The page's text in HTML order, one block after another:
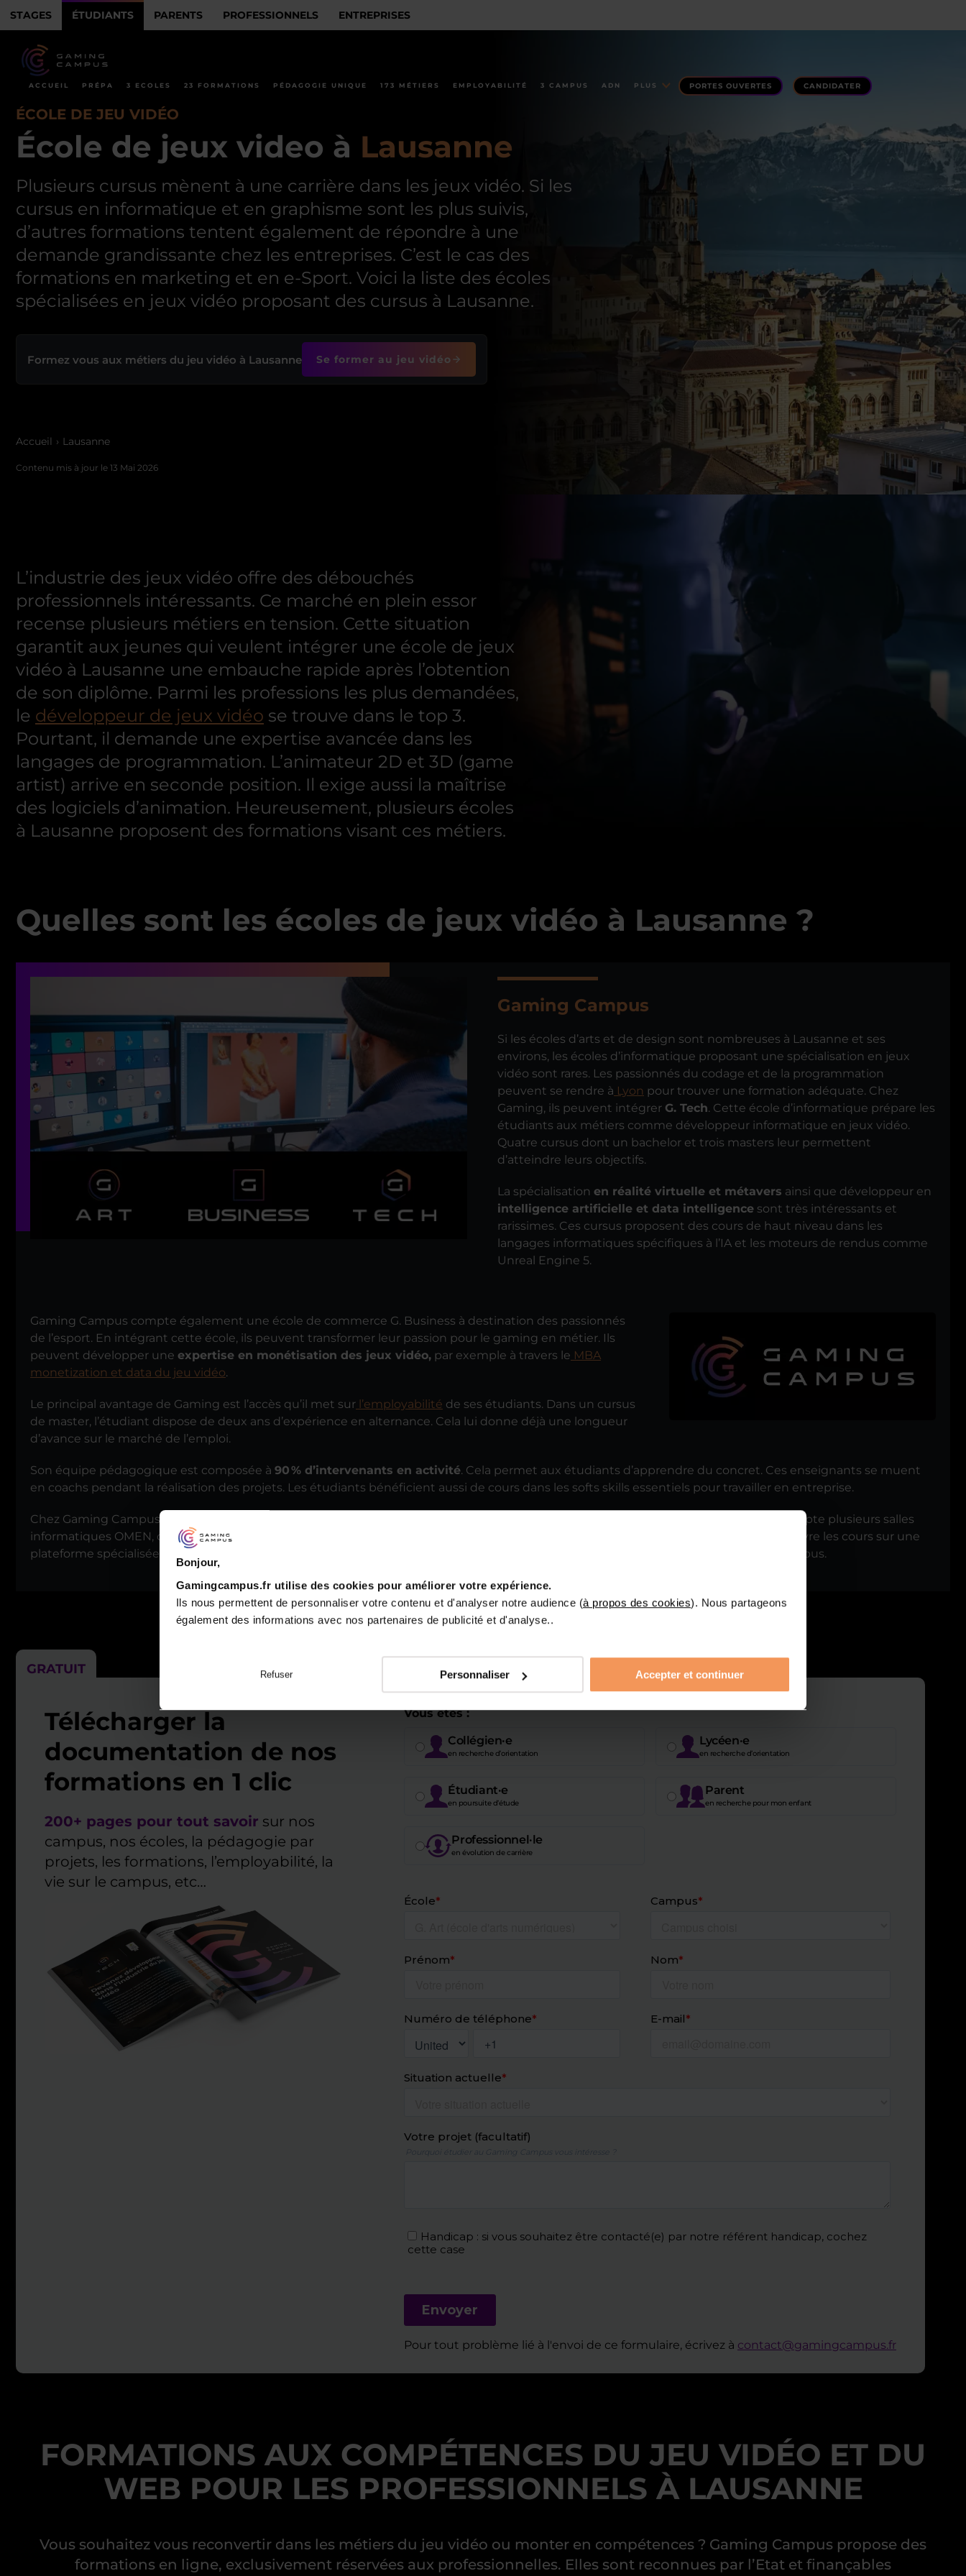
Bonjour,
Gamingcampus.fr utilise des cookies pour améliorer votre expérience.
Ils nous permettent de personnaliser votre contenu et d'analyser notre audience (à propos des cookies). Nous partageons
également des informations avec nos partenaires de publicité et d'analyse..
Refuser Personnaliser Accepter et continuer
STAGES ÉTUDIANTS PARENTS PROFESSIONNELS ENTREPRISES
ACCUEIL PRÉPA 3 ECOLES 23 FORMATIONS PÉDAGOGIE UNIQUE 173 MÉTIERS EMPLOYABILITÉ 3 CAMPUS ADN PLUS PORTES OUVERTES CANDIDATER
ÉCOLE DE JEU VIDÉO
École de jeux video à Lausanne
Plusieurs cursus mènent à une carrière dans les jeux vidéo. Si les
cursus en informatique et en graphisme sont les plus suivis,
d’autres formations tentent également de répondre à une
demande grandissante chez les entreprises. C’est le cas des
formations en marketing et en e-Sport. Voici la liste des écoles
spécialisées en jeux vidéo proposant des cursus à Lausanne.
Formez vous aux métiers du jeu vidéo à Lausanne Se former au jeu vidéo
Accueil Lausanne
Contenu mis à jour le 13 Mai 2026
L’industrie des jeux vidéo offre des débouchés
professionnels intéressants. Ce marché en plein essor
recense plusieurs métiers en tension. Cette situation
garantit aux jeunes qui veulent intégrer une école de jeux
vidéo à Lausanne une embauche rapide après l’obtention
de son diplôme. Parmi les professions les plus demandées,
le développeur de jeux vidéo se trouve dans le top 3.
Pourtant, il demande une expertise avancée dans les
langages de programmation. L’animateur 2D et 3D (game
artist) arrive en seconde position. Il exige aussi la maîtrise
des logiciels d’animation. Heureusement, plusieurs écoles
à Lausanne proposent des formations visant ces métiers.
Quelles sont les écoles de jeux vidéo à Lausanne ?
Gaming Campus
Si les écoles d’arts et de design sont nombreuses à Lausanne et ses
environs, les écoles d’informatique proposant une spécialisation en jeux
vidéo sont rares. Les passionnés du codage et de la programmation
peuvent se rendre à Lyon pour trouver une formation adéquate. Chez
Gaming, ils peuvent intégrer G. Tech. Cette école d’informatique prépare les
étudiants aux métiers comme développeur informatique en jeux vidéo.
Quatre cursus dont un bachelor et trois masters leur permettent
d’atteindre leurs objectifs.
La spécialisation en réalité virtuelle et métavers ainsi que développeur en
intelligence artificielle et data intelligence sont très intéressants et
rarissimes. Ces cursus proposent des cours de haut niveau dans les
langages informatiques spécifiques à l’IA et les moteurs de rendus comme
Unreal Engine 5.
Gaming Campus compte également une école de commerce G. Business à destination des passionnés
de l’esport. En intégrant cette école, ils peuvent transformer leur passion pour le gaming en métier. Ils
peuvent développer une expertise en monétisation des jeux vidéo, par exemple à travers le MBA
monetization et data du jeu vidéo.
Le principal avantage de Gaming est l’accès qu’il met sur l’employabilité de ses étudiants. Dans un cursus
de master, l’étudiant dispose de deux ans d’expérience en alternance. Cela lui donne déjà une longueur
d’avance sur le marché de l’emploi.
Son équipe pédagogique est composée à 90 % d’intervenants en activité. Cela permet aux étudiants d’apprendre du concret. Ces enseignants se muent
en coachs pendant la réalisation des projets. Les étudiants bénéficient aussi de cours dans les softs skills essentiels pour travailler en entreprise.
Chez Gaming Campus, les étudiants sont en immersion dans
. Le campus de Lyon par exemple compte plusieurs salles
informatiques OMEN, des salles de streaming ou encore des arènes esport. Grâce à Online Gaming Campus, ils peuvent également suivre les cours sur une
plateforme spécialisée. Elle devient indispensable, notamment lorsque les étudiants partent en alternance dans une ville loin des campus.
GRATUIT
Télécharger la
documentation de nos
formations en 1 clic
200+ pages pour tout savoir sur nos
campus, nos écoles, la pédagogie par
projets, les formations, l’employabilité, la
vie sur le campus, etc…
Vous êtes :
Collégien·e
en recherche d’orientation
Lycéen·e
en recherche d’orientation
Étudiant·e
en poursuite d’étude
Parent
en recherche pour mon enfant
Professionnel·le
en évolution de carrière
Pour tout problème lié à l'envoi de ce formulaire, écrivez à contact@gamingcampus.fr
FORMATIONS AUX COMPÉTENCES DU JEU VIDÉO ET DU
WEB POUR LES PROFESSIONNELS À LAUSANNE
Vous souhaitez vous reconvertir dans les métiers du jeu vidéo ou monter en compétences ? Gaming Campus propose des
formations en ligne, exclusivement réservées aux professionnelles. Elles sont reconnues par l’Etat et finançables